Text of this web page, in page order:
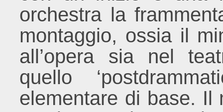
orchestra la
montaggio, ossia il
all’opera sia nel
quello
elementare di base. Il